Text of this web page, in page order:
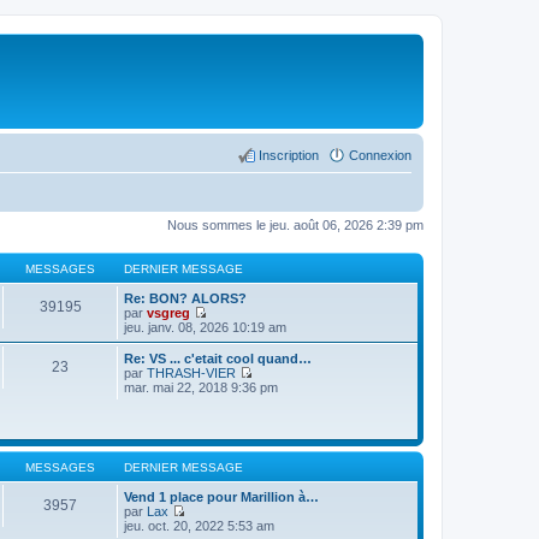
Connexion
Inscription
Nous sommes le jeu. août 06, 2026 2:39 pm
MESSAGES DERNIER MESSAGE
39195
Re: BON? ALORS?
par vsgreg
C
o
n
s
u
l
r
l
e
d
e
n
jeu. janv. 08, 2026 10:19 am
23
Re: VS ... c'etait cool quand…
par THRASH-VIER
C
u
l
e
r
e
mar. mai 22, 2018 9:36 pm
MESSAGES DERNIER MESSAGE
3957
Vend 1 place pour Marillion à…
par Lax
C
jeu. oct. 20, 2022 5:53 am